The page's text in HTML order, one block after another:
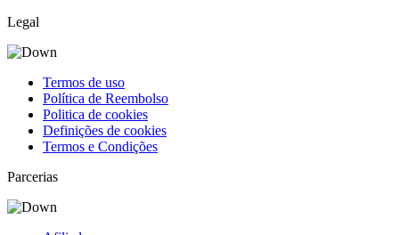
Legal
Termos de uso
Política de Reembolso
Politica de cookies
Definições de cookies
Termos e Condições
Parcerias